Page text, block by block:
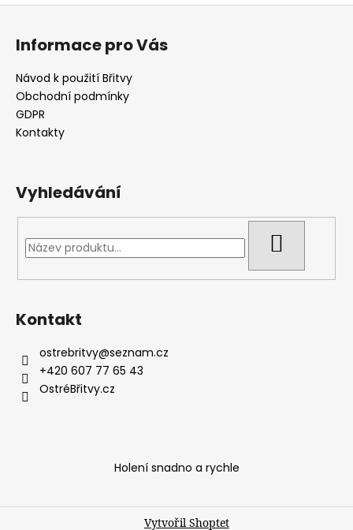
Z
Informace pro Vás
Návod k použití Břitvy
Obchodní podmínky
GDPR
Kontakty
Vyhledávání
Kontakt
ostrebritvy@seznam.cz
+420 607 77 65 43
OstréBřitvy.cz
Holení snadno a rychle
Vytvořil Shoptet